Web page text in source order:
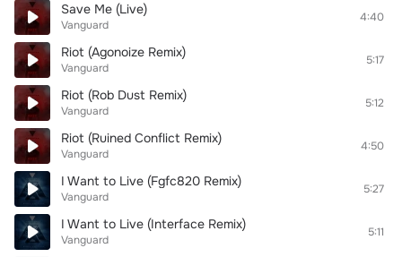
Save Me (Live)
Vanguard
4:40
Riot (Agonoize Remix)
Vanguard
5:17
Riot (Rob Dust Remix)
Vanguard
5:12
Riot (Ruined Conflict Remix)
Vanguard
4:50
I Want to Live (Fgfc820 Remix)
Vanguard
5:27
I Want to Live (Interface Remix)
Vanguard
5:11